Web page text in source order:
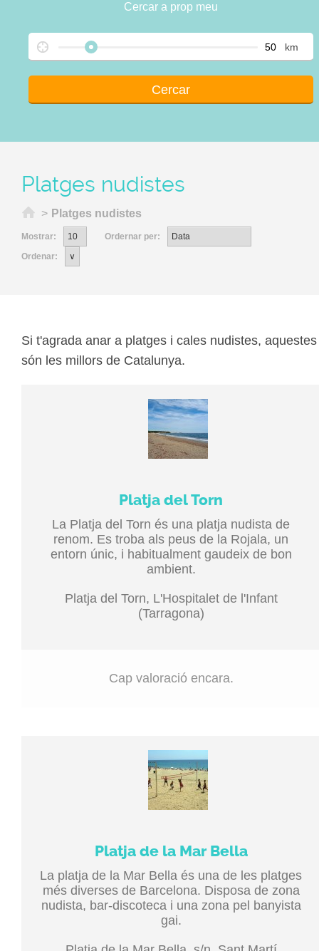
Cercar a prop meu
km
Platges nudistes
Inici
> Platges nudistes
Mostrar:
Ordernar per:
Ordenar:
Si t'agrada anar a platges i cales nudistes, aquestes
són les millors de Catalunya.
Platja del Torn
La Platja del Torn és una platja nudista de
renom. Es troba als peus de la Rojala, un
entorn únic, i habitualment gaudeix de bon
ambient.
Platja del Torn, L'Hospitalet de l'Infant
(Tarragona)
Cap valoració encara.
Platja de la Mar Bella
La platja de la Mar Bella és una de les platges
més diverses de Barcelona. Disposa de zona
nudista, bar-discoteca i una zona pel banyista
gai.